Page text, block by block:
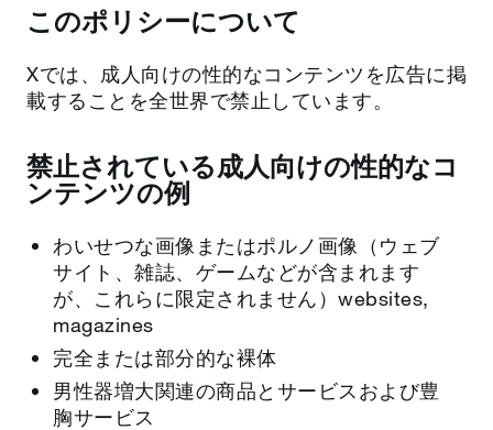
このポリシーについて
Xでは、成人向けの性的なコンテンツを広告に掲
載することを全世界で禁止しています。
禁止されている成人向けの性的なコ
ンテンツの例
わいせつな画像またはポルノ画像（ウェブ
サイト、雑誌、ゲームなどが含まれます
が、これらに限定されません）websites,
magazines
完全または部分的な裸体
男性器増大関連の商品とサービスおよび豊
胸サービス